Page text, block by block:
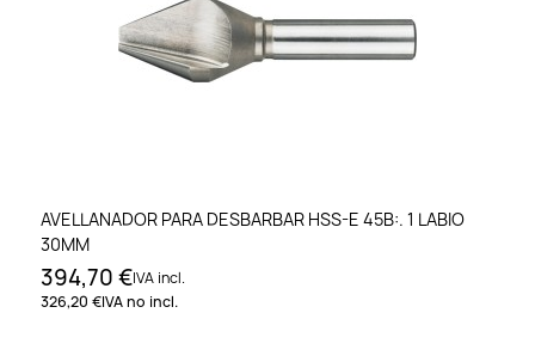
AVELLANADOR PARA DESBARBAR HSS-E 45B:. 1 LABIO
30MM
394,70 €IVA incl.
326,20 €IVA no incl.